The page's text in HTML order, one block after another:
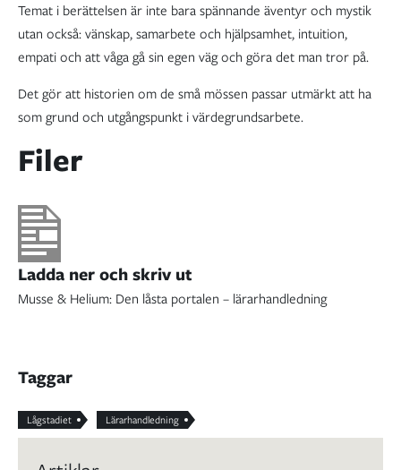
Temat i berättelsen är inte bara spännande äventyr och mystik
utan också: vänskap, samarbete och hjälpsamhet, intuition,
empati och att våga gå sin egen väg och göra det man tror på.
Det gör att historien om de små mössen passar utmärkt att ha
som grund och utgångspunkt i värdegrundsarbete.
Filer
Ladda ner och skriv ut
Musse & Helium: Den låsta portalen – lärarhandledning
Taggar
Lågstadiet Lärarhandledning